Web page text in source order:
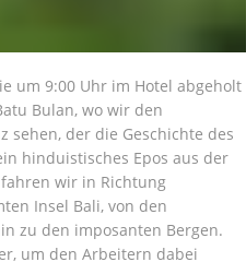
um 9:00 Uhr im Hotel abgeholt
Bulan, wo wir den
sehen, der die Geschichte des
hinduistisches Epos aus der
wir in Richtung
Insel Bali, von den
zu den imposanten Bergen.
um den Arbeitern dabei